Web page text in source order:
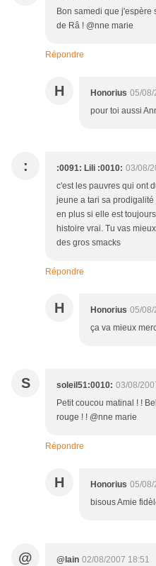
Bon samedi que j'espère
de Râ ! @nne marie
Répondre
H Honorius 05/08/
pour toi aussi
: :0091: Lili :0010: 03/08/
c'est les pauvres qui ont
jeune a tari sa
en plus si elle est
histoire vrai. Tu vas
des gros smacks
Répondre
H Honorius 05/08/
ça va mieux
S soleil51:0010: 03/08/
Petit coucou matinal ! !
rouge ! ! @nne marie
Répondre
H Honorius 05/08/
bisous Amie
@ @lain 02/08/2007 18:51